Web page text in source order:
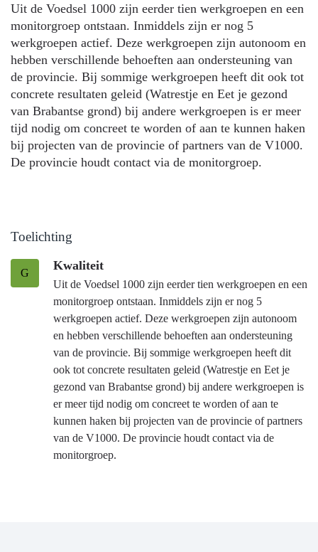
Uit de Voedsel 1000 zijn eerder tien werkgroepen en een
monitorgroep ontstaan. Inmiddels zijn er nog 5
werkgroepen actief. Deze werkgroepen zijn autonoom en
hebben verschillende behoeften aan ondersteuning van
de provincie. Bij sommige werkgroepen heeft dit ook tot
concrete resultaten geleid (Watrestje en Eet je gezond
van Brabantse grond) bij andere werkgroepen is er meer
tijd nodig om concreet te worden of aan te kunnen haken
bij projecten van de provincie of partners van de V1000.
De provincie houdt contact via de monitorgroep.
Toelichting
G
Kwaliteit
Uit de Voedsel 1000 zijn eerder tien werkgroepen en een
monitorgroep ontstaan. Inmiddels zijn er nog 5
werkgroepen actief. Deze werkgroepen zijn autonoom
en hebben verschillende behoeften aan ondersteuning
van de provincie. Bij sommige werkgroepen heeft dit
ook tot concrete resultaten geleid (Watrestje en Eet je
gezond van Brabantse grond) bij andere werkgroepen is
er meer tijd nodig om concreet te worden of aan te
kunnen haken bij projecten van de provincie of partners
van de V1000. De provincie houdt contact via de
monitorgroep.